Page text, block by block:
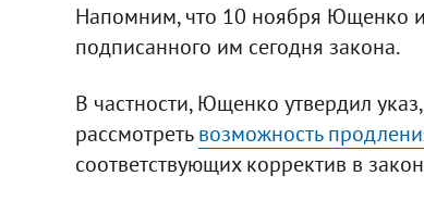
Напомним, что 10 ноября Ющенко
подписанного им сегодня закона.
В частности, Ющенко утвердил
рассмотретьвозможность
соответствующих корректив в